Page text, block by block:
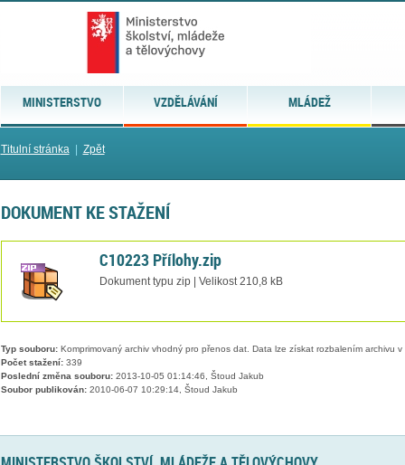
MINISTERSTVO VZDĚLÁVÁNÍ MLÁDEŽ
Titulní stránka| Zpět
DOKUMENT KE STAŽENÍ
C10223 Přílohy.zip
Dokument typu zip | Velikost 210,8 kB
Typ souboru:Komprimovaný archiv vhodný pro přenos dat. Data lze získat rozbalením archivu
Počet stažení:339
Poslední změna souboru:2013-10-05 01:14:46, Štoud Jakub
Soubor publikován:2010-06-07 10:29:14, Štoud Jakub